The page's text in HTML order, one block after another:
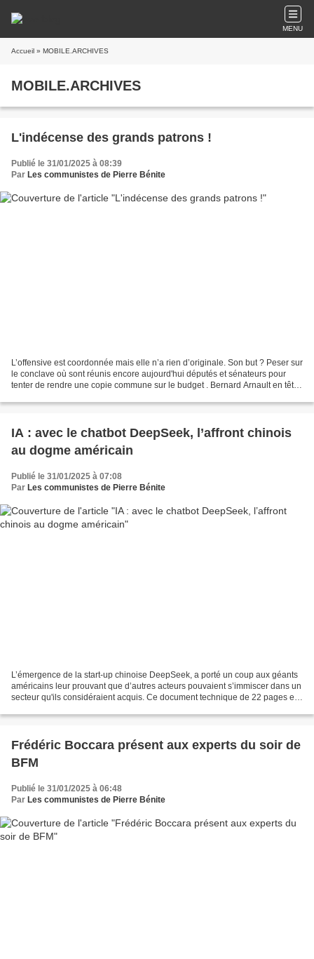
MENU
Accueil » MOBILE.ARCHIVES
MOBILE.ARCHIVES
L'indécense des grands patrons !
Publié le 31/01/2025 à 08:39
Par Les communistes de Pierre Bénite
L’offensive est coordonnée mais elle n’a rien d’originale. Son but ? Peser sur
le conclave où sont réunis encore aujourd'hui députés et sénateurs pour
tenter de rendre une copie commune sur le budget . Bernard Arnault en tête,
IA : avec le chatbot DeepSeek, l’affront chinois
au dogme américain
Publié le 31/01/2025 à 07:08
Par Les communistes de Pierre Bénite
L’émergence de la start-up chinoise DeepSeek, a porté un coup aux géants
américains leur prouvant que d’autres acteurs pouvaient s’immiscer dans un
secteur qu'ils considéraient acquis. Ce document technique de 22 pages est
Frédéric Boccara présent aux experts du soir de
BFM
Publié le 31/01/2025 à 06:48
Par Les communistes de Pierre Bénite